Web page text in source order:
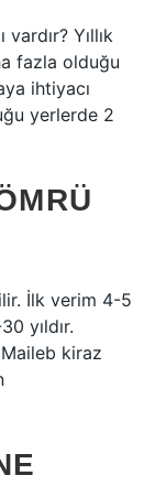
Yıllık
fazla olduğu
ihtiyacı
yerlerde 2
İlk verim 4-5
yıldır.
Maileb kiraz